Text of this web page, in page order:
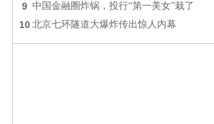
9 中国金融圈炸锅，投行“第一美女”栽了
10 北京七环隧道大爆炸传出惊人内幕